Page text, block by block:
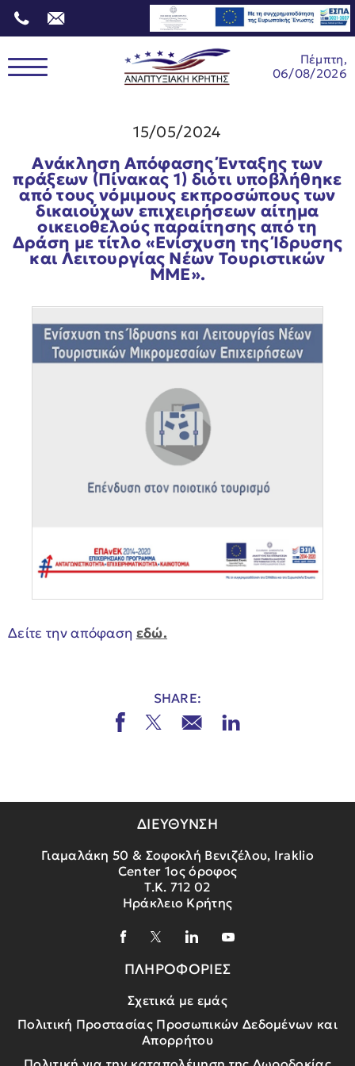
Πέμπτη,
06/08/2026
15/05/2024
Ανάκληση Απόφασης Ένταξης των
πράξεων (Πίνακας 1) διότι υποβλήθηκε
από τους νόμιμους εκπροσώπους των
δικαιούχων επιχειρήσεων αίτημα
οικειοθελούς παραίτησης από τη
Δράση με τίτλο «Ενίσχυση της Ίδρυσης
και Λειτουργίας Νέων Τουριστικών
ΜΜΕ».
Δείτε την απόφαση εδώ.
SHARE:
ΔΙΕΥΘΥΝΣΗ
Γιαμαλάκη 50 & Σοφοκλή Βενιζέλου, Iraklio
Center 1ος όροφος
Τ.Κ. 712 02
Ηράκλειο Κρήτης
ΠΛΗΡΟΦΟΡΙΕΣ
Σχετικά με εμάς
Πολιτική Προστασίας Προσωπικών Δεδομένων και
Απορρήτου